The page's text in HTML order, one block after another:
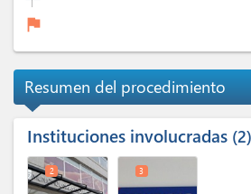
flag
Resumen del procedimiento
Instituciones involucradas 2
2 3